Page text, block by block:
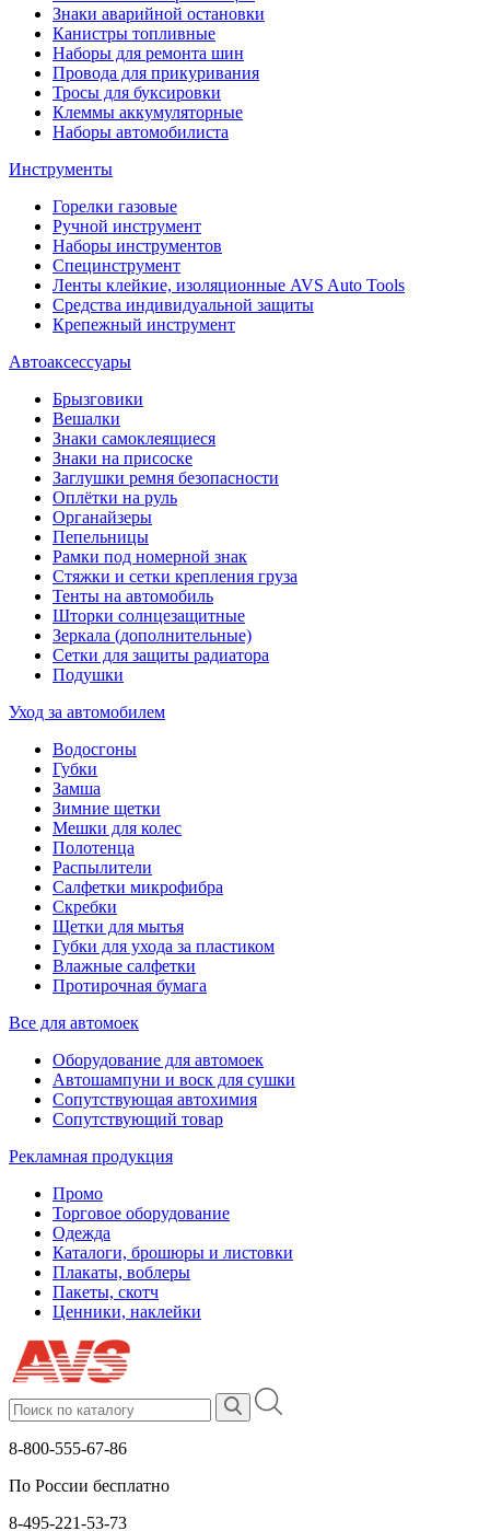
Знаки аварийной остановки
Канистры топливные
Наборы для ремонта шин
Провода для прикуривания
Тросы для буксировки
Клеммы аккумуляторные
Наборы автомобилиста
Инструменты
Горелки газовые
Ручной инструмент
Наборы инструментов
Специнструмент
Ленты клейкие, изоляционные AVS Auto Tools
Средства индивидуальной защиты
Крепежный инструмент
Автоаксессуары
Брызговики
Вешалки
Знаки самоклеящиеся
Знаки на присоске
Заглушки ремня безопасности
Оплётки на руль
Органайзеры
Пепельницы
Рамки под номерной знак
Стяжки и сетки крепления груза
Тенты на автомобиль
Шторки солнцезащитные
Зеркала (дополнительные)
Сетки для защиты радиатора
Подушки
Уход за автомобилем
Водосгоны
Губки
Замша
Зимние щетки
Мешки для колес
Полотенца
Распылители
Салфетки микрофибра
Скребки
Щетки для мытья
Губки для ухода за пластиком
Влажные салфетки
Протирочная бумага
Все для автомоек
Оборудование для автомоек
Автошампуни и воск для сушки
Сопутствующая автохимия
Сопутствующий товар
Рекламная продукция
Промо
Торговое оборудование
Одежда
Каталоги, брошюры и листовки
Плакаты, воблеры
Пакеты, скотч
Ценники, наклейки
8-800-555-67-86
По России бесплатно
8-495-221-53-73